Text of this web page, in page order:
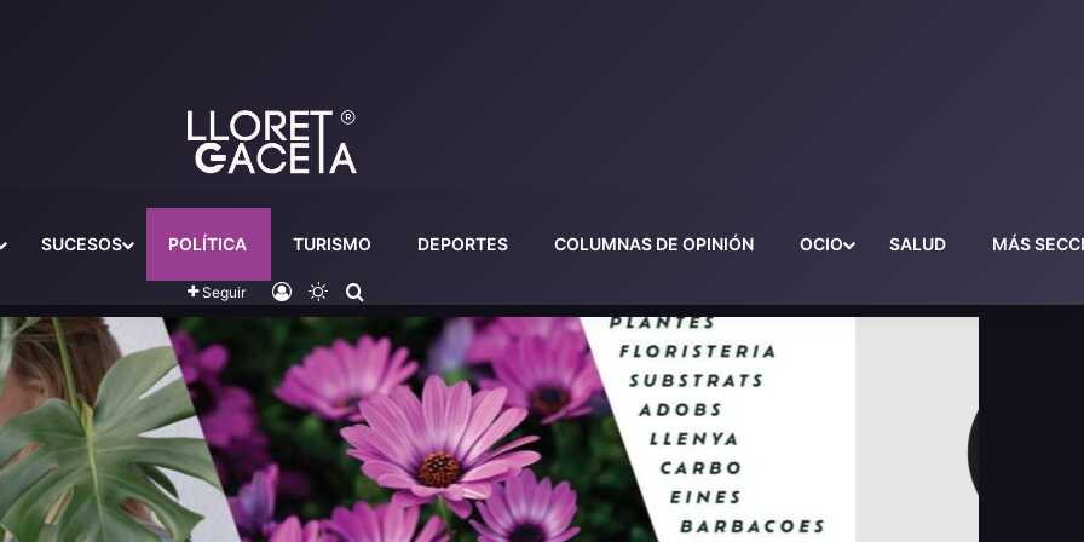
SUCESOS POLÍTICA TURISMO DEPORTES COLUMNAS DE OPINIÓN OCIO SALUD MÁS
Seguir Iniciar sesión
Switch skin